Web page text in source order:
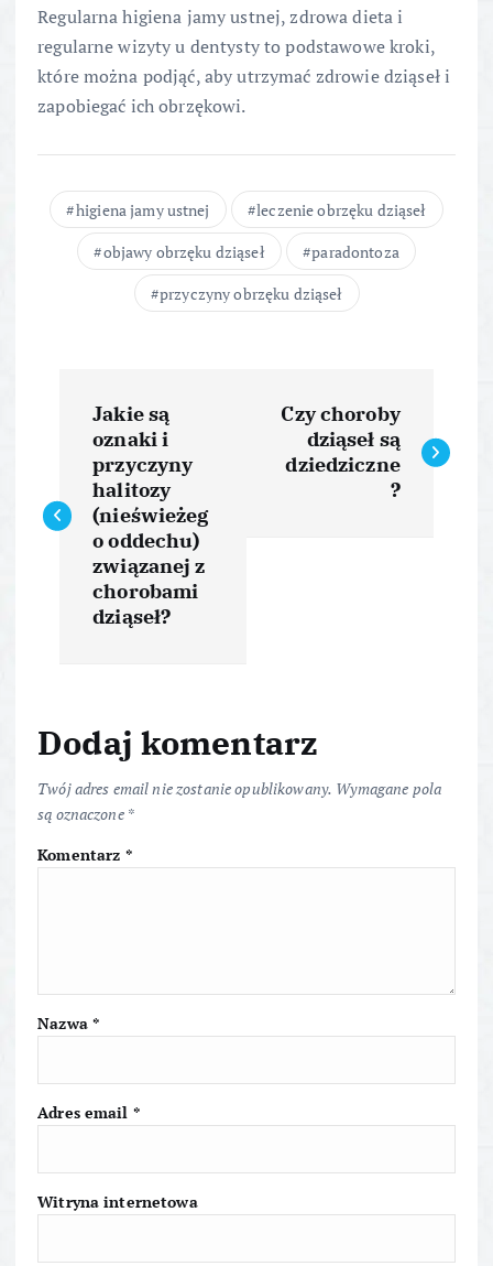
Regularna higiena jamy ustnej, zdrowa dieta i
regularne wizyty u dentysty to podstawowe kroki,
które można podjąć, aby utrzymać zdrowie dziąseł i
zapobiegać ich obrzękowi.
higiena jamy ustnej
leczenie obrzęku dziąseł
objawy obrzęku dziąseł
paradontoza
przyczyny obrzęku dziąseł
w
c
j
a
w
i
s
u
Jakie są
oznaki i
przyczyny
halitozy
(nieświeżeg
o oddechu)
związanej z
chorobami
dziąseł?
Czy choroby
dziąseł są
dziedziczne
?
Dodaj komentarz
Twój adres email nie zostanie opublikowany. Wymagane pola
są oznaczone *
Komentarz *
Nazwa *
Adres email *
Witryna internetowa